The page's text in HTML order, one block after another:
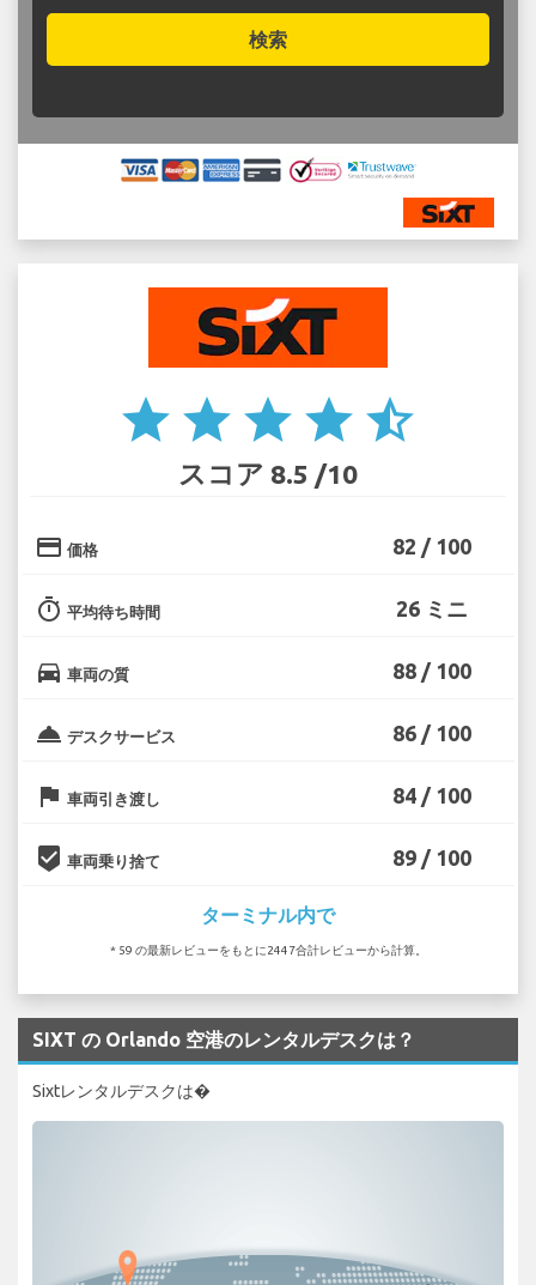
検索
star star star star star_half
スコア 8.5 /10
credit_card 価格 82 / 100
timer 平均待ち時間 26 ミニ
directions_car 車両の質 88 / 100
room_service デスクサービス 86 / 100
flag 車両引き渡し 84 / 100
beenhere 車両乗り捨て 89 / 100
ターミナル内で
* 59 の最新レビューをもとに2447合計レビューから計算。
SIXT の Orlando 空港のレンタルデスクは？
Sixtレンタルデスクは�